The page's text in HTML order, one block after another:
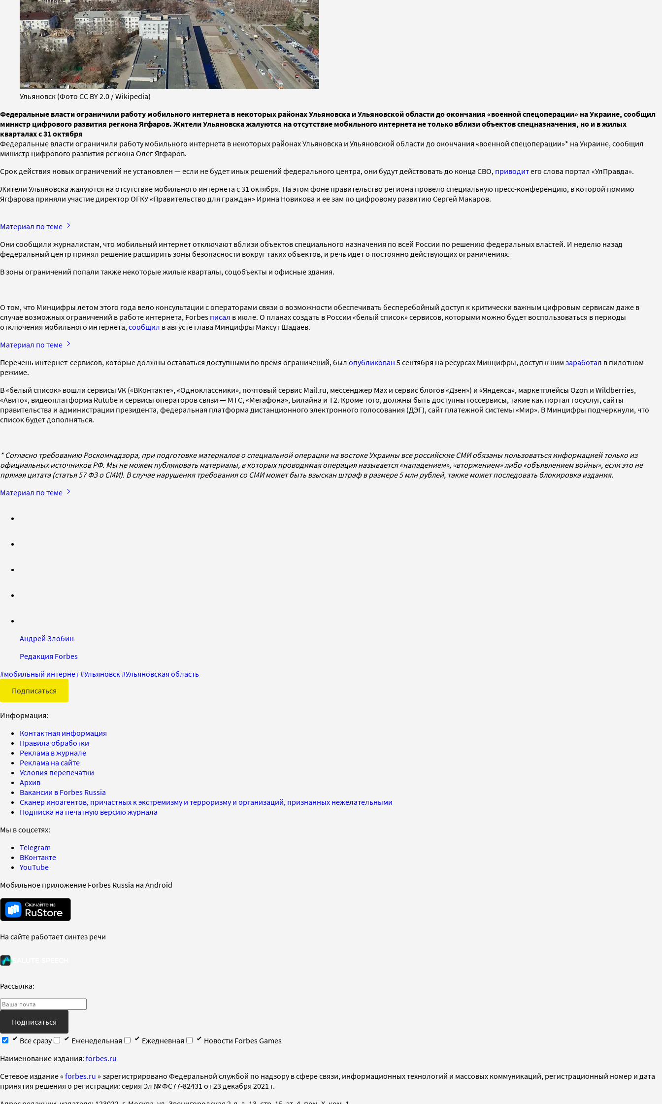
Ульяновск (Фото CC BY 2.0 / Wikipedia)
Федеральные власти ограничили работу мобильного интернета в некоторых районах Ульяновска и Ульяновской области до окончания «военной спецоперации» на Украине, сообщил
министр цифрового развития региона Ягфаров. Жители Ульяновска жалуются на отсутствие мобильного интернета не только вблизи объектов спецназначения, но и в жилых
кварталах с 31 октября
Федеральные власти ограничили работу мобильного интернета в некоторых районах Ульяновска и Ульяновской области до окончания «военной спецоперации»* на Украине, сообщил
министр цифрового развития региона Олег Ягфаров.
Срок действия новых ограничений не установлен — если не будет иных решений федерального центра, они будут действовать до конца СВО, приводитего слова портал «УлПравда».
Жители Ульяновска жалуются на отсутствие мобильного интернета с 31 октября. На этом фоне правительство региона провело специальную пресс-конференцию, в которой помимо
Ягфарова приняли участие директор ОГКУ «Правительство для граждан» Ирина Новикова и ее зам по цифровому развитию Сергей Макаров.
Материал по теме
Они сообщили журналистам, что мобильный интернет отключают вблизи объектов специального назначения по всей России по решению федеральных властей. И неделю назад
федеральный центр принял решение расширить зоны безопасности вокруг таких объектов, и речь идет о постоянно действующих ограничениях.
В зоны ограничений попали также некоторые жилые кварталы, соцобъекты и офисные здания.
О том, что Минцифры летом этого года вело консультации с операторами связи о возможности обеспечивать бесперебойный доступ к критически важным цифровым сервисам даже в
случае возможных ограничений в работе интернета, Forbes писал в июле. О планах создать в России «белый список» сервисов, которыми можно будет воспользоваться в периоды
отключения мобильного интернета, сообщил в августе глава Минцифры Максут Шадаев.
Материал по теме
Перечень интернет-сервисов, которые должны оставаться доступными во время ограничений, был опубликован 5 сентября на ресурсах Минцифры, доступ к ним заработал в пилотном
режиме.
В «белый список» вошли сервисы VK («ВКонтакте», «Oдноклассники», почтовый сервис Mail.ru, мессенджер Max и сервис блогов «Дзен») и «Яндекса», маркетплейсы Ozon и Wildberries,
«Авито», видеоплатформа Rutube и сервисы операторов связи — МТС, «Мегафона», Билайна и Т2. Кроме того, должны быть доступны госсервисы, такие как портал госуслуг, сайты
правительства и администрации президента, федеральная платформа дистанционного электронного голосования (ДЭГ), сайт платежной системы «Мир». В Минцифры подчеркнули, что
список будет дополняться.
* Согласно требованию Роскомнадзора, при подготовке материалов о специальной операции на востоке Украины все российские СМИ обязаны пользоваться информацией только из
официальных источников РФ. Мы не можем публиковать материалы, в которых проводимая операция называется «нападением», «вторжением» либо «объявлением войны», если это не
прямая цитата (статья 57 ФЗ о СМИ). В случае нарушения требования со СМИ может быть взыскан штраф в размере 5 млн рублей, также может последовать блокировка издания.
Материал по теме
Андрей Злобин
Редакция Forbes
#мобильный интернет#Ульяновск#Ульяновская область
Подписаться
Информация:
Контактная информация
Правила обработки
Реклама в журнале
Реклама на сайте
Условия перепечатки
Архив
Вакансии в Forbes Russia
Сканер иноагентов, причастных к экстремизму и терроризму и организаций, признанных нежелательными
Подписка на печатную версию журнала
Мы в соцсетях:
Telegram
ВКонтакте
YouTube
Мобильное приложение Forbes Russia на Android
На сайте работает синтез речи
Рассылка:
Подписаться
Все сразу
Еженедельная Ежедневная
Новости Forbes Games
Наименование издания: forbes.ru
Cетевое издание « forbes.ru » зарегистрировано Федеральной службой по надзору в сфере связи, информационных технологий и массовых коммуникаций, регистрационный номер и дата
принятия решения о регистрации: серия Эл № ФС77-82431 от 23 декабря 2021 г.